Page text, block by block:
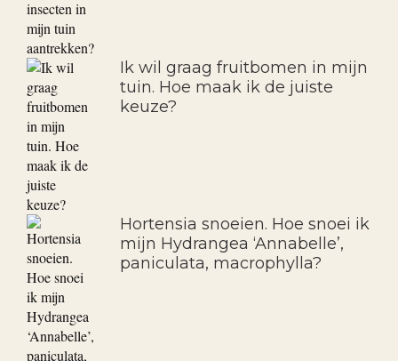
Ik wil graag fruitbomen in mijn
tuin. Hoe maak ik de juiste
keuze?
Hortensia snoeien. Hoe snoei ik
mijn Hydrangea ‘Annabelle’,
paniculata, macrophylla?